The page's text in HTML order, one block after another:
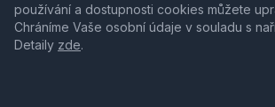
používání a dostupnosti cookies můžete
Chráníme Vaše osobní údaje v souladu s
Detaily zde.